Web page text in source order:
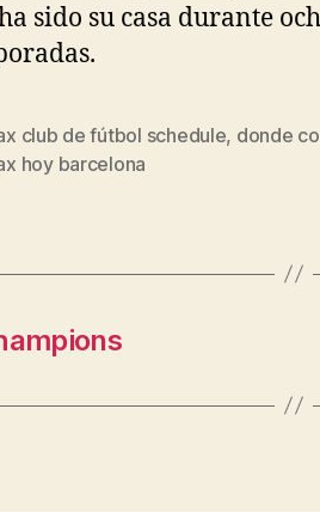
sido su casa durante
club de fútbol schedule, donde
hoy barcelona